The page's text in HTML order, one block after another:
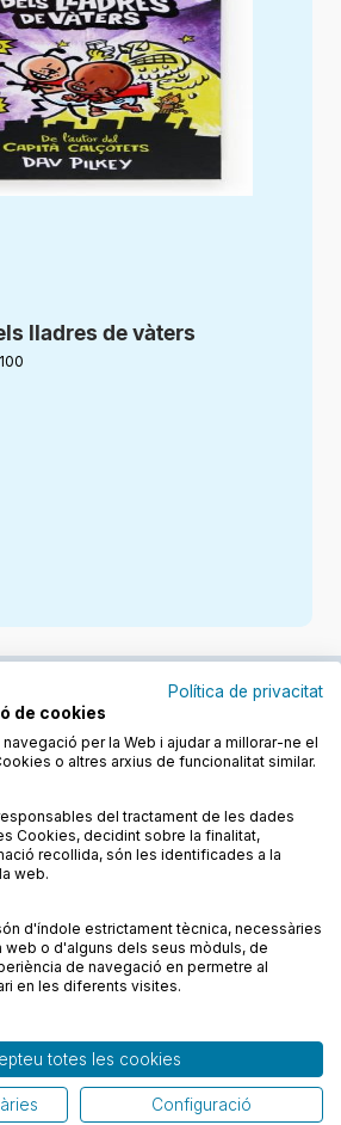
lladres de vàters
compra
Condicions d’ús
Política de privadesa
FAQs
Contacte
PPC – Tots els drets reservats
Política de privacitat
de cookies
per la Web i ajudar a millorar-ne el
o altres arxius de funcionalitat similar.
del tractament de les dades
Cookies, decidint sobre la finalitat,
recollida, són les identificades a la
web.
d'índole estrictament tècnica, necessàries
web o d'alguns dels seus mòduls, de
de navegació en permetre al
en les diferents visites.
totes les cookies
Configuració